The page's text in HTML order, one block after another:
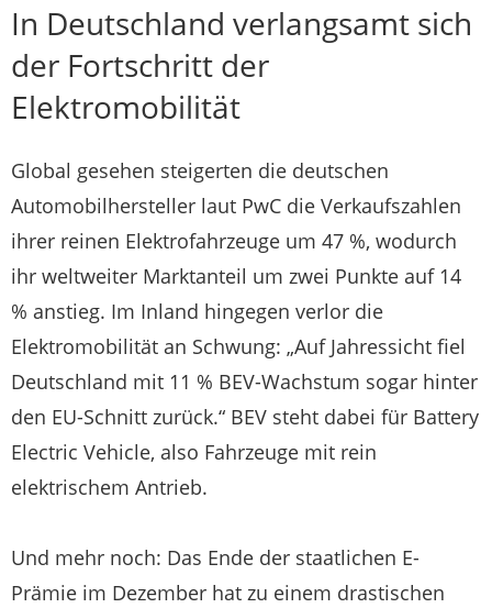
In Deutschland verlangsamt sich
der Fortschritt der
Elektromobilität
Global gesehen steigerten die deutschen
Automobilhersteller laut PwC die Verkaufszahlen
ihrer reinen Elektrofahrzeuge um 47 %, wodurch
ihr weltweiter Marktanteil um zwei Punkte auf 14
% anstieg. Im Inland hingegen verlor die
Elektromobilität an Schwung: „Auf Jahressicht fiel
Deutschland mit 11 % BEV-Wachstum sogar hinter
den EU-Schnitt zurück.“ BEV steht dabei für Battery
Electric Vehicle, also Fahrzeuge mit rein
elektrischem Antrieb.
Und mehr noch: Das Ende der staatlichen E-
Prämie im Dezember hat zu einem drastischen